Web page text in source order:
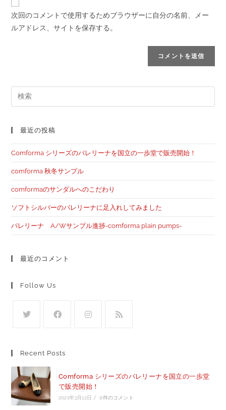
次回のコメントで使用するためブラウザーに自分の名前、メー
ルアドレス、サイトを保存する。
最近の投稿
Comforma シリーズのバレリーナを国立の一歩堂で販売開始！
comforma 秋冬サンプル
comformaのサンダルへのこだわり
ソフトシルバーのバレリーナに足入れしてみました
バレリーナ A/Wサンプル進捗-comforma plain pumps-
最近のコメント
Follow Us
Recent Posts
Comforma シリーズのバレリーナを国立の一歩堂
で販売開始！
2021年3月12日 / 0件のコメント